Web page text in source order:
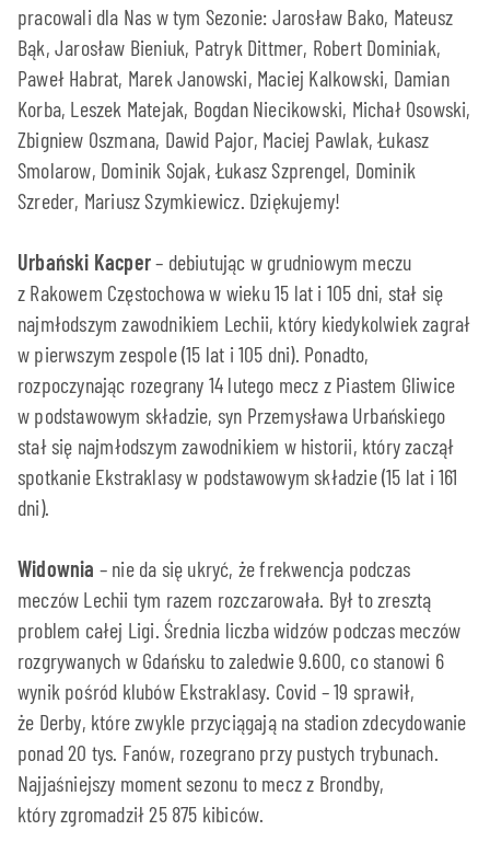
pracowali dla Nas w tym Sezonie: Jarosław Bako, Mateusz
Bąk, Jarosław Bieniuk, Patryk Dittmer, Robert Dominiak,
Paweł Habrat, Marek Janowski, Maciej Kalkowski, Damian
Korba, Leszek Matejak, Bogdan Niecikowski, Michał Osowski,
Zbigniew Oszmana, Dawid Pajor, Maciej Pawlak, Łukasz
Smolarow, Dominik Sojak, Łukasz Szprengel, Dominik
Szreder, Mariusz Szymkiewicz. Dziękujemy!
Urbański Kacper– debiutując w grudniowym meczu
z Rakowem Częstochowa w wieku 15 lat i 105 dni, stał się
najmłodszym zawodnikiem Lechii, który kiedykolwiek zagrał
w pierwszym zespole (15 lat i 105 dni). Ponadto,
rozpoczynając rozegrany 14 lutego mecz z Piastem Gliwice
w podstawowym składzie, syn Przemysława Urbańskiego
stał się najmłodszym zawodnikiem w historii, który zaczął
spotkanie Ekstraklasy w podstawowym składzie (15 lat i 161
dni).
Widownia – nie da się ukryć, że frekwencja podczas
meczów Lechii tym razem rozczarowała. Był to zresztą
problem całej Ligi. Średnia liczba widzów podczas meczów
rozgrywanych w Gdańsku to zaledwie 9.600, co stanowi 6
wynik pośród klubów Ekstraklasy. Covid – 19 sprawił,
że Derby, które zwykle przyciągają na stadion zdecydowanie
ponad 20 tys. Fanów, rozegrano przy pustych trybunach.
Najjaśniejszy moment sezonu to mecz z Brondby,
który zgromadził 25 875 kibiców.